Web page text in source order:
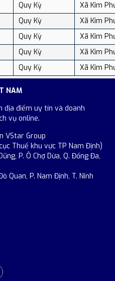
Quy Kỳ
Xã Kim
Quy Kỳ
Xã Kim
Quy Kỳ
Xã Kim
Quy Kỳ
Xã Kim
Quy Kỳ Xã Kim
NAM
địa điểm uy tín và doanh
vụ online.
VStar Group
Thuế khu vực TP Nam Định)
P. Ô Chợ Dừa, Q. Đống Đa,
Quan, P. Nam Định, T. Ninh